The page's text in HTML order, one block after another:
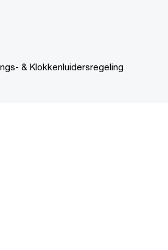
& Klokkenluidersregeling